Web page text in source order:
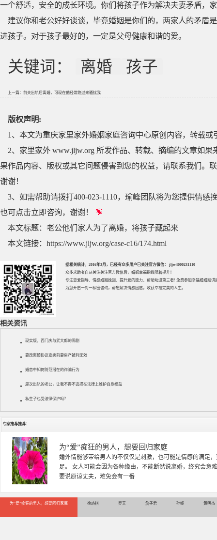
一个舒适，安全的成长环境。你们将孩子作为解决夫妻矛盾，
建议你和老公好好谈谈，毕竟婚姻是你们的，两家人的矛盾
进孩子。对于孩子最好的，一定是父母健康和谐的爱。
关键词： 离婚 孩子
上一篇： 前夫出轨后离婚，可现在他经常跑过来骚扰我
版权声明:
1、本文为重庆家里家外婚姻家庭咨询中心原创内容，转载
2、家里家外 www.jljw.org 所发作品、转载、摘编的文章如
果作品内容、版权或其它问题侵害到您的权益，请联系我们。
谢谢！
3、如需帮助请拨打400-023-1110，瑜峰团队将为您提供情
也可点击立即咨询，谢谢！
本文标题： 老公他们家人为了离婚，将孩子藏起来
本文链接： https://www.jljw.org/case-c16/174.html
据相关统计，2016年2月，已经有众多用户已关注官方微信： jljw4000231110
众多求助者自从关注关注官方微信后，婚姻幸福指数随着提升！
专注恋爱指导、 情感婚姻挽回 、提升爱的能力、帮助劝退第三者! 免费参加幸福婚婚姻讲
为您开启一对一私密咨询，帮您解决情感困惑，收获幸福完美的人生。
相关资讯
现实版，西门庆与武大郎的闹剧
篡改离婚协议变卖前妻房产被判无效
婚恋中如何防范潜在的诈骗行为
屡次出轨的老公，让我不得不选择在法律上维护自身权益
私生子也受法律保护吗？
专家推荐推荐：
徐珞棋
徐珞棋，婚姻家庭咨询师，毕业于重庆师范大学心理学专业
多年，对婚姻情感分析、恋爱择偶、夫妻关系，情感挽回、
千小时，积累了丰富的咨
为“爱”痴狂的男人，想要回归家庭 徐珞棋 罗天 詹子君 孙娅 黄明杰